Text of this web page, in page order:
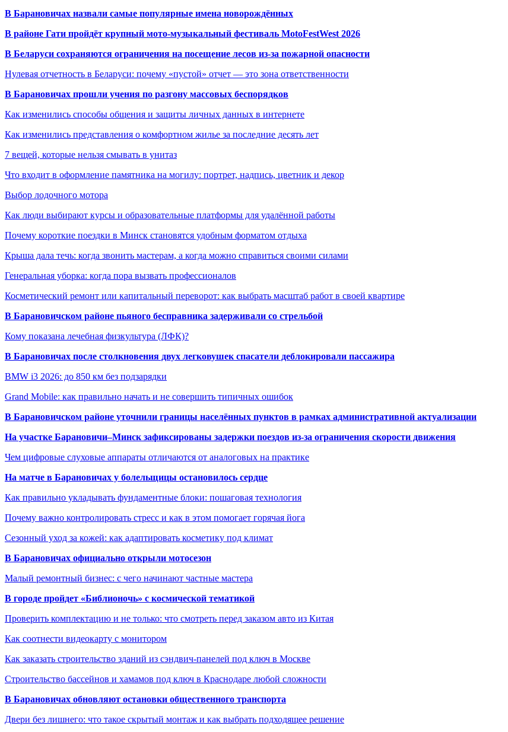
В Барановичах назвали самые популярные имена новорождённых
В районе Гати пройдёт крупный мото-музыкальный фестиваль MotoFestWest 2026
В Беларуси сохраняются ограничения на посещение лесов из-за пожарной опасности
Нулевая отчетность в Беларуси: почему «пустой» отчет — это зона ответственности
В Барановичах прошли учения по разгону массовых беспорядков
Как изменились способы общения и защиты личных данных в интернете
Как изменились представления о комфортном жилье за последние десять лет
7 вещей, которые нельзя смывать в унитаз
Что входит в оформление памятника на могилу: портрет, надпись, цветник и декор
Выбор лодочного мотора
Как люди выбирают курсы и образовательные платформы для удалённой работы
Почему короткие поездки в Минск становятся удобным форматом отдыха
Крыша дала течь: когда звонить мастерам, а когда можно справиться своими силами
Генеральная уборка: когда пора вызвать профессионалов
Косметический ремонт или капитальный переворот: как выбрать масштаб работ в своей квартире
В Барановичском районе пьяного бесправника задерживали со стрельбой
Кому показана лечебная физкультура (ЛФК)?
В Барановичах после столкновения двух легковушек спасатели деблокировали пассажира
BMW i3 2026: до 850 км без подзарядки
Grand Mobile: как правильно начать и не совершить типичных ошибок
В Барановичском районе уточнили границы населённых пунктов в рамках административной актуализации
На участке Барановичи–Минск зафиксированы задержки поездов из-за ограничения скорости движения
Чем цифровые слуховые аппараты отличаются от аналоговых на практике
На матче в Барановичах у болельщицы остановилось сердце
Как правильно укладывать фундаментные блоки: пошаговая технология
Почему важно контролировать стресс и как в этом помогает горячая йога
Сезонный уход за кожей: как адаптировать косметику под климат
В Барановичах официально открыли мотосезон
Малый ремонтный бизнес: с чего начинают частные мастера
В городе пройдет «Библионочь» с космической тематикой
Проверить комплектацию и не только: что смотреть перед заказом авто из Китая
Как соотнести видеокарту с монитором
Как заказать строительство зданий из сэндвич-панелей под ключ в Москве
Строительство бассейнов и хамамов под ключ в Краснодаре любой сложности
В Барановичах обновляют остановки общественного транспорта
Двери без лишнего: что такое скрытый монтаж и как выбрать подходящее решение